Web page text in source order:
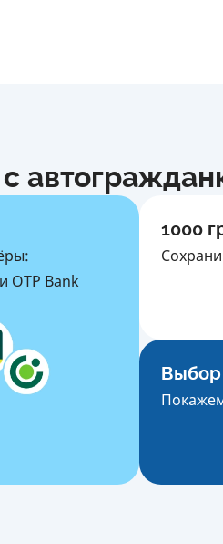
OTP Bank
1000
Выбор